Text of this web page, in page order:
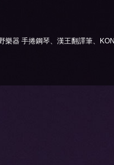
器 手捲鋼琴、漢王翻譯筆、